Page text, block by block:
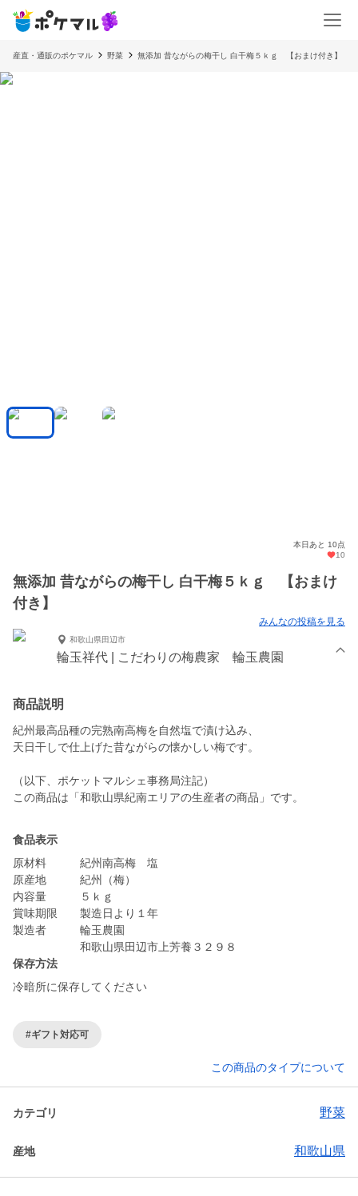
産直・通販のポケマル 野菜 無添加 昔ながらの梅干し 白干梅５ｋｇ 【おまけ付き】
本日あと 10点
10
無添加 昔ながらの梅干し 白干梅５ｋｇ 【おまけ
付き】
みんなの投稿を見る
和歌山県田辺市
輪玉祥代 | こだわりの梅農家 輪玉農園
商品説明
紀州最高品種の完熟南高梅を自然塩で漬け込み、
天日干しで仕上げた昔ながらの懐かしい梅です。
（以下、ポケットマルシェ事務局注記）
この商品は「和歌山県紀南エリアの生産者の商品」です。
食品表示
原材料 紀州南高梅 塩
原産地 紀州（梅）
内容量 ５ｋｇ
賞味期限 製造日より１年
製造者 輪玉農園
保存方法
冷暗所に保存してください
#ギフト対応可
この商品のタイプについて
カテゴリ 野菜
産地 和歌山県